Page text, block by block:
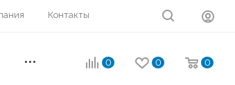
Контакты
0 0 0